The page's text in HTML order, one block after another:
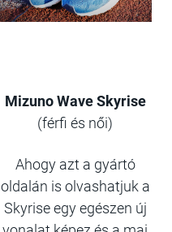
Mizuno Wave Skyrise
(férfi és női)
Ahogy azt a gyártó
oldalán is olvashatjuk a
Skyrise egy egészen új